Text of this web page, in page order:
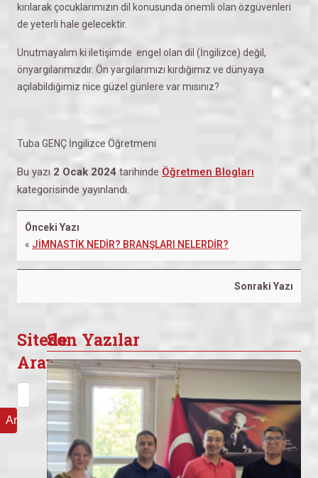
kırılarak çocuklarımızın dil konusunda önemli olan özgüvenleri
de yeterli hale gelecektir.
Unutmayalım ki iletişimde engel olan dil (İngilizce) değil,
önyargılarımızdır. Ön yargılarımızı kırdığımız ve dünyaya
açılabildiğimiz nice güzel günlere var mısınız?
Tuba GENÇ İngilizce Öğretmeni
Bu yazı 2 Ocak 2024 tarihinde Öğretmen Blogları
kategorisinde yayınlandı.
Önceki Yazı
« JİMNASTİK NEDİR? BRANŞLARI NELERDİR?
Sonraki Yazı
Sitede
Arayın
Arama:
Son Yazılar